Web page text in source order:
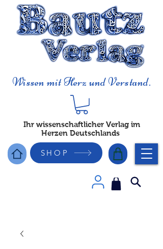
Wissen mit Herz und Verstand.
Ihr wissenschaftlicher Verlag im
Herzen Deutschlands
SHOP